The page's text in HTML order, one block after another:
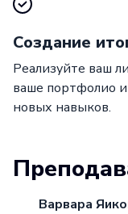
Создание
Реализуйте ваш
ваше портфолио
новых навыков.
Варвара